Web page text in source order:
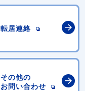
転居連絡
その他の
お問い合わせ